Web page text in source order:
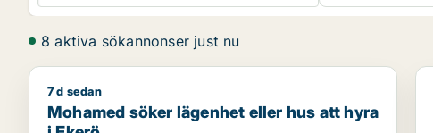
8 aktiva sökannonser just nu
Mohamed söker lägenhet eller hus att hyra i Ekerö
7 d sedan
Mohamed söker lägenhet eller hus att hyra